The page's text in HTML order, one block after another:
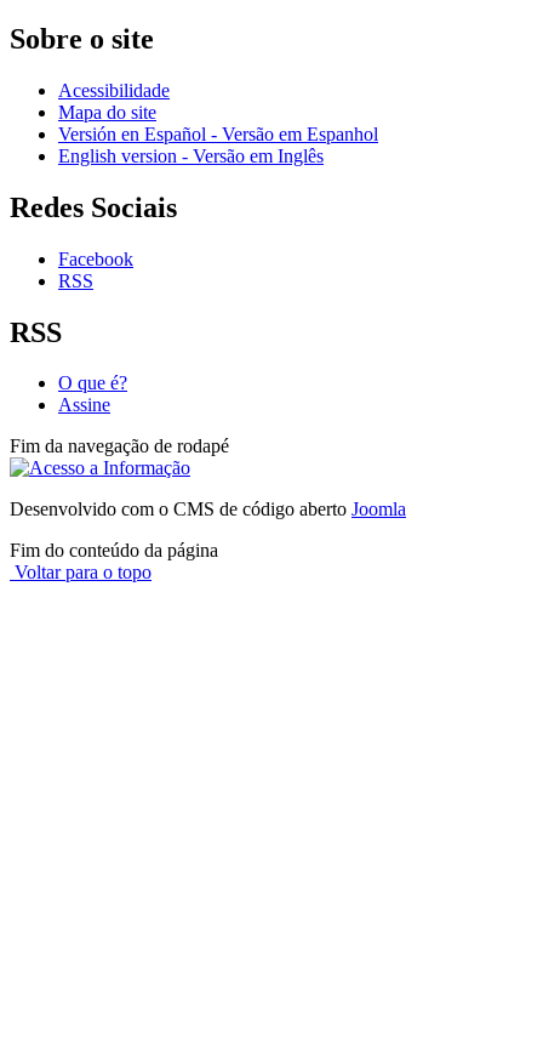
Sobre o site
Acessibilidade
Mapa do site
Versión en Español - Versão em Espanhol
English version - Versão em Inglês
Redes Sociais
Facebook
RSS
RSS
O que é?
Assine
Fim da navegação de rodapé
Desenvolvido com o CMS de código aberto Joomla
Fim do conteúdo da página
Voltar para o topo